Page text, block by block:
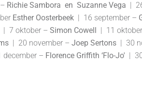
Richie Sambora en Suzanne Vega |
Esther Oosterbeek | 16 september –
| 7 oktober – Simon Cowell | 11
| 20 november – Joep Sertons | 30
december – Florence Griffith ‘Flo-Jo' |